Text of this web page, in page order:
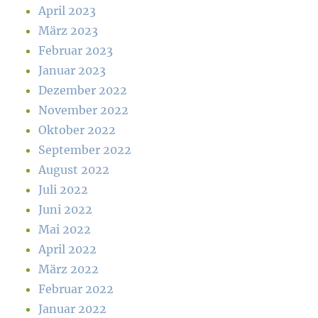
April 2023
März 2023
Februar 2023
Januar 2023
Dezember 2022
November 2022
Oktober 2022
September 2022
August 2022
Juli 2022
Juni 2022
Mai 2022
April 2022
März 2022
Februar 2022
Januar 2022